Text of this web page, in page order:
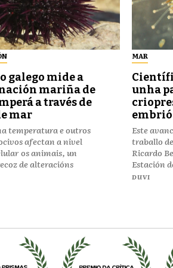
galego mide a
mariña de
a través de
mar
temperatura e outros
afectan a nivel
os animais, un
de alteracións
MAR
unha
Este
traballo
Ricardo
Estación
DUVI